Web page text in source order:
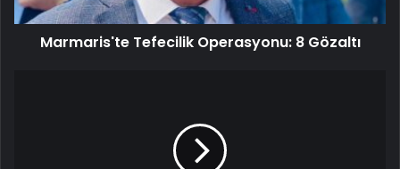
Marmaris'te Tefecilik Operasyonu: 8 Gözaltı